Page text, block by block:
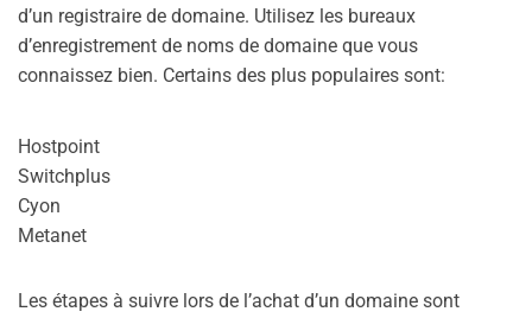
d’un registraire de domaine. Utilisez les bureaux
d’enregistrement de noms de domaine que vous
connaissez bien. Certains des plus populaires sont:
Hostpoint
Switchplus
Cyon
Metanet
Les étapes à suivre lors de l’achat d’un domaine sont